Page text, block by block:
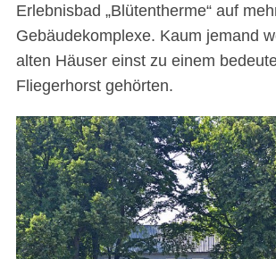
Erlebnisbad „Blütentherme“ auf
Gebäudekomplexe. Kaum jemand
alten Häuser einst zu einem
Fliegerhorst gehörten.